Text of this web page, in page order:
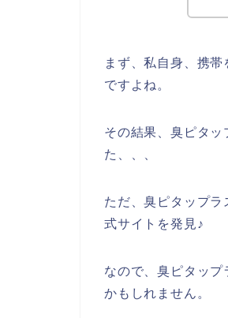
まず、私自身、携
ですよね。
その結果、臭ピタ
た、、、
ただ、臭ピタップ
式サイトを発見♪
なので、臭ピタッ
かもしれません。